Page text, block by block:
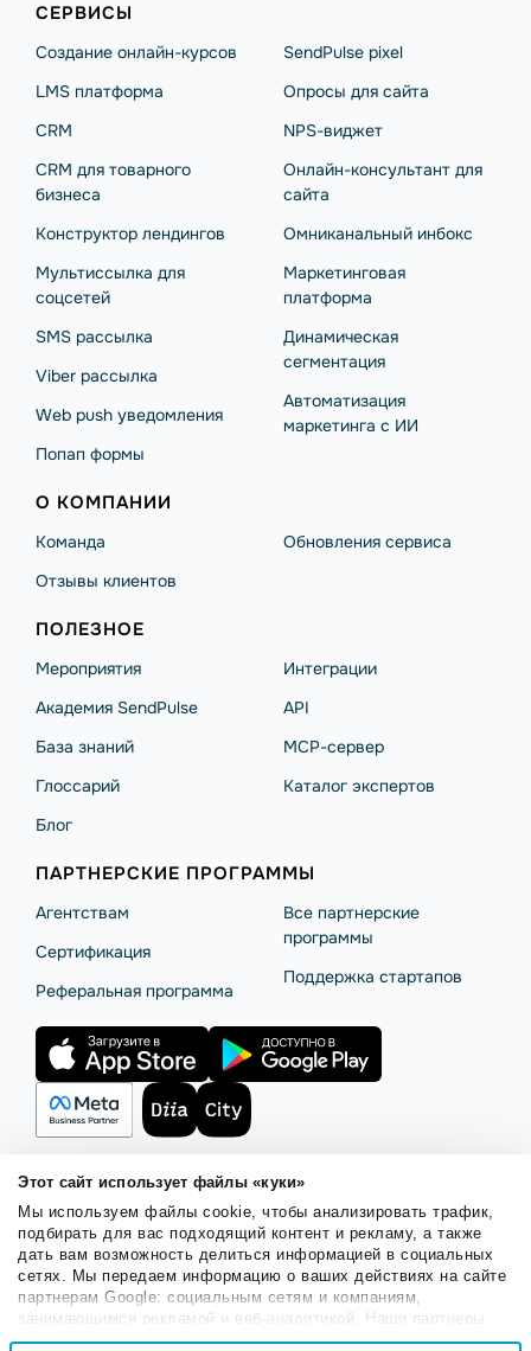
Этот сайт использует файлы «куки»
Мы используем файлы cookie, чтобы анализировать трафик,
подбирать для вас подходящий контент и рекламу, а также
дать вам возможность делиться информацией в социальных
сетях. Мы передаем информацию о ваших действиях на сайте
партнерам Google: социальным сетям и компаниям,
занимающимся рекламой и веб-аналитикой. Наши партнеры
могут комбинировать эти сведения с предоставленной вами
Выбор
СЕРВИСЫ
Создание онлайн-курсов
LMS платформа
CRM
CRM для товарного
бизнеса
Конструктор лендингов
Мультиссылка для
соцсетей
SMS рассылка
Viber рассылка
Web push уведомления
Попап формы
SendPulse pixel
Опросы для сайта
NPS-виджет
Онлайн-консультант для
сайта
Омниканальный инбокс
Маркетинговая
платформа
Динамическая
сегментация
Автоматизация
маркетинга с ИИ
О КОМПАНИИ
Команда
Отзывы клиентов
Обновления сервиса
ПОЛЕЗНОЕ
Мероприятия
Академия SendPulse
База знаний
Глоссарий
Блог
Интеграции
API
MCP-сервер
Каталог экспертов
ПАРТНЕРСКИЕ ПРОГРАММЫ
Агентствам
Сертификация
Реферальная программа
Все партнерские
программы
Поддержка стартапов
Правила использованияБезопасность SendPulse
Политика конфиденциальности Политика Cookies
© 2015 - 2026. ООО «СендПульс». Все права защищены.